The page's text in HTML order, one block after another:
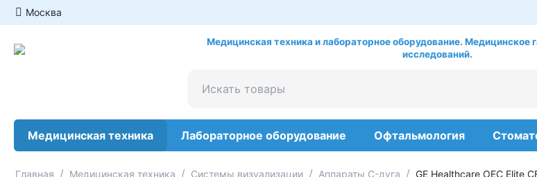
Москва
Медицинская техника и лабораторное оборудование. Медицинское
исследований.
Медицинская техника Лабораторное оборудование Офтальмология
Главная / Медицинская техника / Системы визуализации / Аппараты C-дуга / GE Healthcare OEC Elite